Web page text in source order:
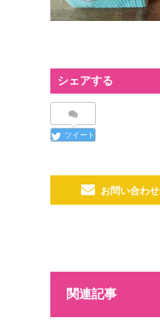
シェアする
ツイート
お問い合わせ
関連記事